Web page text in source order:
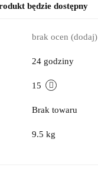
będzie dostępny
brak ocen (dodaj)
24 godziny
15
Brak towaru
9.5 kg